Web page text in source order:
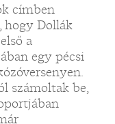
címben
hogy Dollák
a
egy pécsi
számoltak be,